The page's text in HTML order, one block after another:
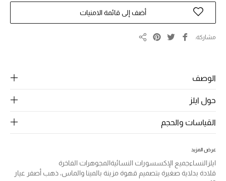
الحقائب النسائية
أحذية النسائية
الجمال
الأطفال
مستلزمات المنزل
المجوهرات
أضف إلى قائمة الامنيات
مشاركة
الوصف
حول ايلز
القياسات والحجم
عرض المزيد
ايلز النساءجميع الإكسسورات النسائيةالمجوهرات الفاخرة
قلادة بدلاية صغيرة بتصميم قهوة مزينة بالمينا والماس، ذهب أصفر عيار